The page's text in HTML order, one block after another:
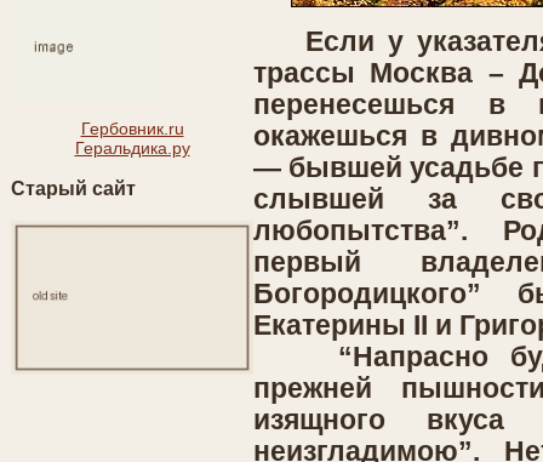
Гербовник.ru
Геральдика.ру
Старый сайт
Если у
трассы Москва –
перенесешься в
окажешься в
— бывшей усадьбе
слывшей за
любопытства”.
первый
Екатерины II и
“Напрасно
прежней
изящного вкуса
неизгладимою”.